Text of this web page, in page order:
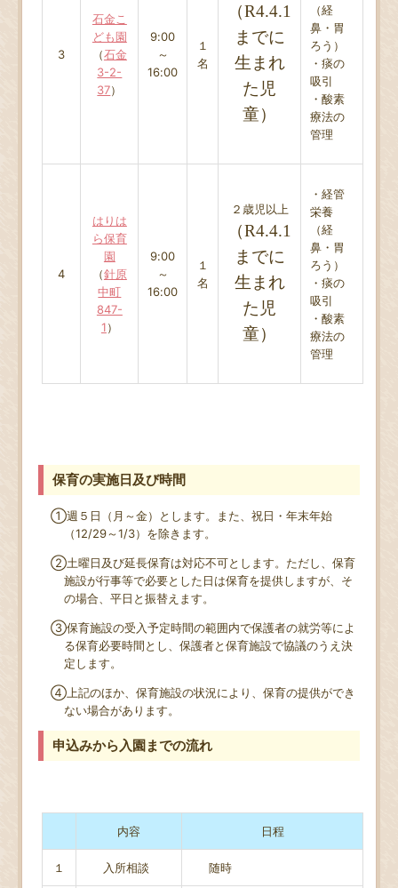
3
石金こ
ども園
（石金
3-2-
37）
9:00
～
16:00
１
名
（R4.4.1
までに
生まれ
た児
童）
（経
鼻・胃
ろう）
・痰の
吸引
・酸素
療法の
管理
4
はりは
ら保育
園
（針原
中町
847-
1）
9:00
～
16:00
１
名
２歳児以上
（R4.4.1
までに
生まれ
た児
童）
・経管
栄養
（経
鼻・胃
ろう）
・痰の
吸引
・酸素
療法の
管理
保育の実施日及び時間
①週５日（月～金）とします。また、祝日・年末年始
（12/29～1/3）を除きます。
②土曜日及び延長保育は対応不可とします。ただし、保育
施設が行事等で必要とした日は保育を提供しますが、そ
の場合、平日と振替えます。
③保育施設の受入予定時間の範囲内で保護者の就労等によ
る保育必要時間とし、保護者と保育施設で協議のうえ決
定します。
④上記のほか、保育施設の状況により、保育の提供ができ
ない場合があります。
申込みから入園までの流れ
内容 日程
１ 入所相談 随時